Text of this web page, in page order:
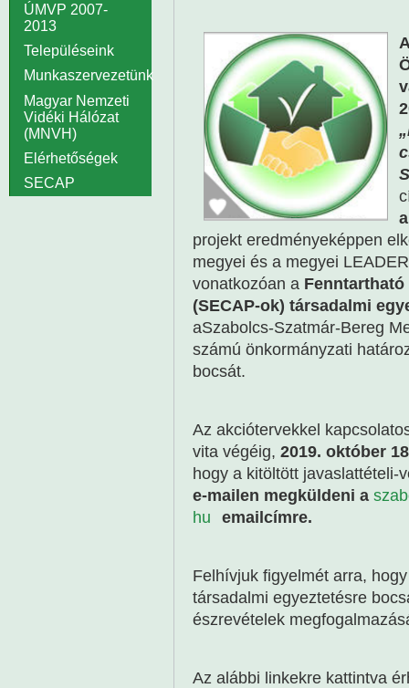
projekt eredményeképpen
megyei és a megyei
vonatkozóan a
(SECAP-ok) társadalmi
aSzabolcs-Szatmár-Bereg
számú önkormányzati
bocsát.
Az akciótervekkel
vita végéig, 2019. október
hogy a kitöltött
e-mailen megküldeni a
hu
emailcímre.
Felhívjuk figyelmét arra,
társadalmi egyeztetésre
észrevételek
Az alábbi linkekre kattintva
ÚMVP 2007-
2013
Településeink
Munkaszervezetünk
Magyar Nemzeti
Vidéki Hálózat
(MNVH)
Elérhetőségek
SECAP